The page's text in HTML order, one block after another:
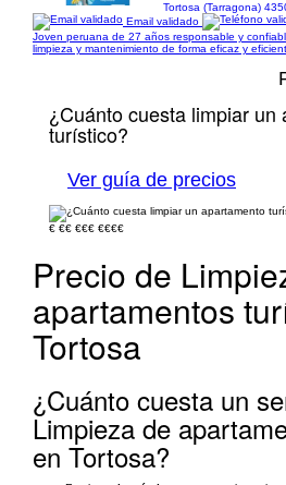
Tortosa (Tarragona)
Email validado
Joven peruana de 27 años responsable y
limpieza y mantenimiento de forma eficaz y
¿Cuánto cuesta limpiar un
turístico?
Ver guía de precios
€ €€ €€€ €€€€
Precio de
apartamentos
Tortosa
¿Cuánto cuesta un
Limpieza de
en Tortosa?